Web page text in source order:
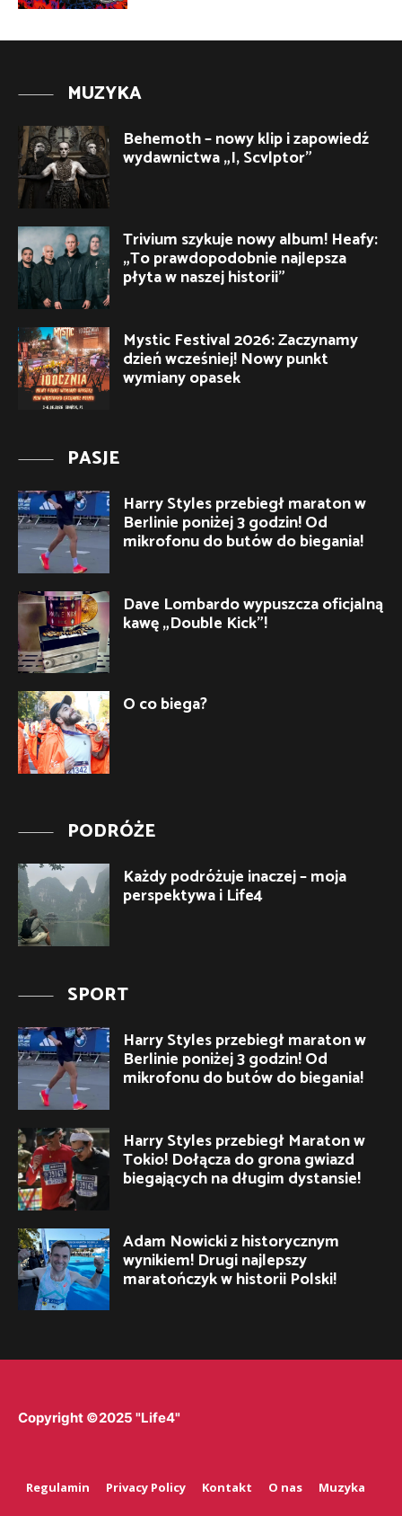
MUZYKA
Behemoth – nowy klip i zapowiedź
wydawnictwa „I, Scvlptor”
Trivium szykuje nowy album! Heafy:
„To prawdopodobnie najlepsza
płyta w naszej historii”
Mystic Festival 2026: Zaczynamy
dzień wcześniej! Nowy punkt
wymiany opasek
PASJE
Harry Styles przebiegł maraton w
Berlinie poniżej 3 godzin! Od
mikrofonu do butów do biegania!
Dave Lombardo wypuszcza oficjalną
kawę „Double Kick”!
O co biega?
PODRÓŻE
Każdy podróżuje inaczej – moja
perspektywa i Life4
SPORT
Harry Styles przebiegł maraton w
Berlinie poniżej 3 godzin! Od
mikrofonu do butów do biegania!
Harry Styles przebiegł Maraton w
Tokio! Dołącza do grona gwiazd
biegających na długim dystansie!
Adam Nowicki z historycznym
wynikiem! Drugi najlepszy
maratończyk w historii Polski!
Copyright ©2025 "Life4"
Regulamin Privacy Policy Kontakt O nas Muzyka